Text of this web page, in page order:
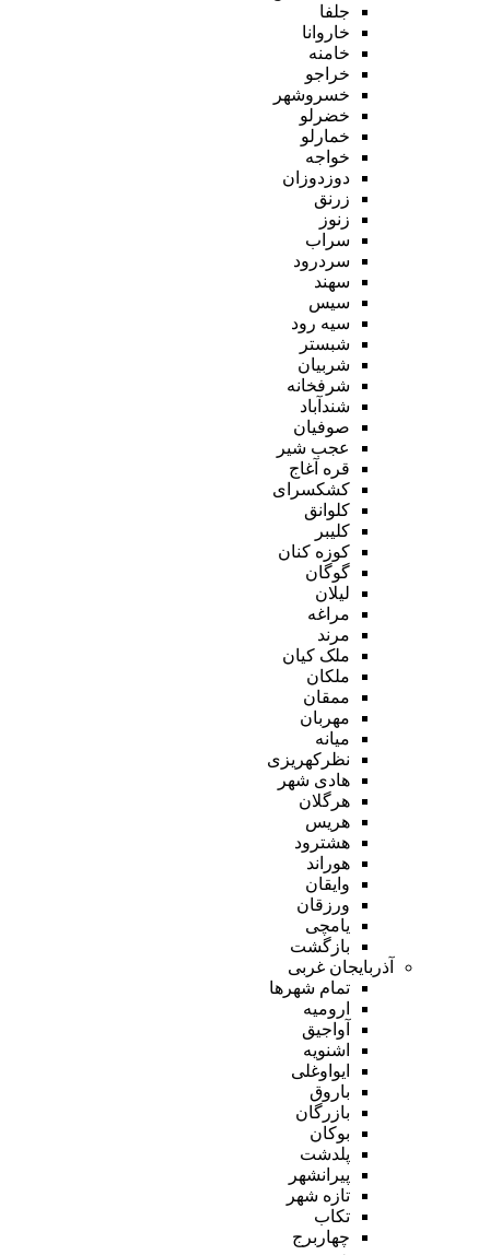
جلفا
خاروانا
خامنه
خراجو
خسروشهر
خضرلو
خمارلو
خواجه
دوزدوزان
زرنق
زنوز
سراب
سردرود
سهند
سیس
سیه رود
شبستر
شربیان
شرفخانه
شندآباد
صوفیان
عجب شیر
قره آغاج
کشکسرای
کلوانق
کلیبر
کوزه کنان
گوگان
لیلان
مراغه
مرند
ملک کیان
ملکان
ممقان
مهربان
میانه
نظرکهریزی
هادی شهر
هرگلان
هریس
هشترود
هوراند
وایقان
ورزقان
یامچی
بازگشت
آذربایجان غربی
تمام شهر‌ها
ارومیه
آواجیق
اشنویه
ایواوغلی
باروق
بازرگان
بوکان
پلدشت
پیرانشهر
تازه شهر
تکاب
چهاربرج